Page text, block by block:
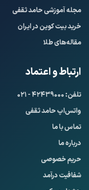
مجله آموزشی حامد ثقفی
خرید بیت کوین در ایران
مقاله‌های طلا
ارتباط و اعتماد
تلفن: ۴۲۴۳۹۰۰۰ - ۰۲۱
واتس‌اپ حامد ثقفی
تماس با ما
درباره ما
حریم خصوصی
شفافیت درآمد